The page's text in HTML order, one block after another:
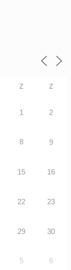
Z Z
1 2
8 9
15 16
22 23
29 30
5 6